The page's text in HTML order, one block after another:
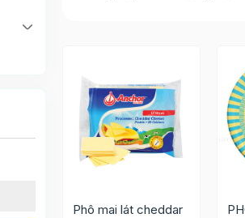
Phô mai lát cheddar